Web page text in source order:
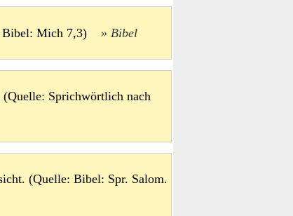
Bibel: Mich 7,3) Bibel
(Quelle: Sprichwörtlich nach
(Quelle: Bibel: Spr. Salom.